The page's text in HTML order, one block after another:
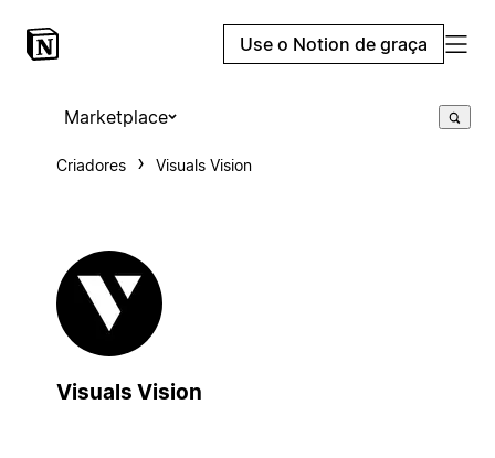
Use o Notion de graça
Marketplace
Criadores Visuals Vision
Visuals Vision